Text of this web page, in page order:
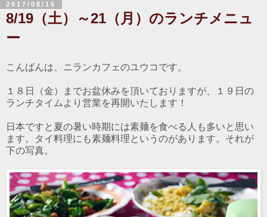
2017/08/15
8/19（土）～21（月）のランチメニュ
ー
こんばんは、ニランカフェのユウコです。
１８日（金）までお盆休みを頂いておりますが、１９日の
ランチタイムより営業を再開いたします！
日本ですと夏の暑い時期には素麺を食べる人も多いと思い
ます。タイ料理にも素麺料理というのがあります。それが
下の写真。